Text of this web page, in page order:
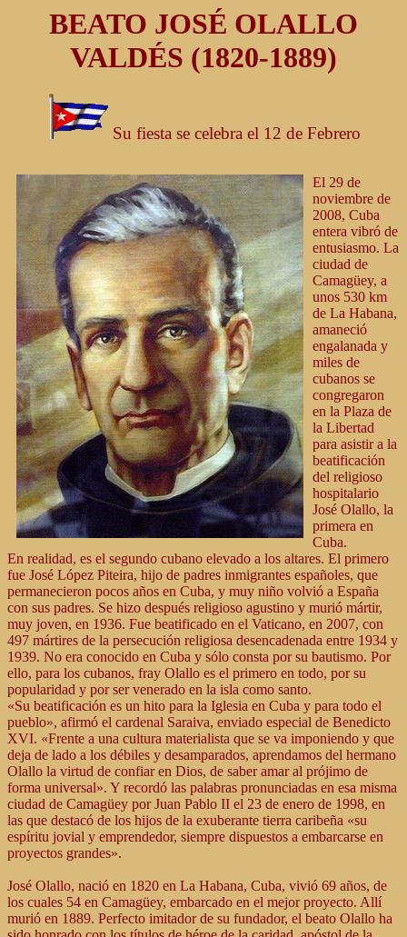
BEATO JOSÉ OLALLO
VALDÉS (1820-1889)
Su fiesta se celebra el 12 de Febrero
El 29 de
noviembre de
2008, Cuba
entera vibró de
entusiasmo. La
ciudad de
Camagüey, a
unos 530 km
de La Habana,
amaneció
engalanada y
miles de
cubanos se
congregaron
en la Plaza de
la Libertad
para asistir a la
beatificación
del religioso
hospitalario
José Olallo, la
primera en
Cuba.
En realidad, es el segundo cubano elevado a los altares. El primero
fue José López Piteira, hijo de padres inmigrantes españoles, que
permanecieron pocos años en Cuba, y muy niño volvió a España
con sus padres. Se hizo después religioso agustino y murió mártir,
muy joven, en 1936. Fue beatificado en el Vaticano, en 2007, con
497 mártires de la persecución religiosa desencadenada entre 1934 y
1939. No era conocido en Cuba y sólo consta por su bautismo. Por
ello, para los cubanos, fray Olallo es el primero en todo, por su
popularidad y por ser venerado en la isla como santo.
«Su beatificación es un hito para la Iglesia en Cuba y para todo el
pueblo», afirmó el cardenal Saraiva, enviado especial de Benedicto
XVI. «Frente a una cultura materialista que se va imponiendo y que
deja de lado a los débiles y desamparados, aprendamos del hermano
Olallo la virtud de confiar en Dios, de saber amar al prójimo de
forma universal». Y recordó las palabras pronunciadas en esa misma
ciudad de Camagüey por Juan Pablo II el 23 de enero de 1998, en
las que destacó de los hijos de la exuberante tierra caribeña «su
espíritu jovial y emprendedor, siempre dispuestos a embarcarse en
proyectos grandes».
José Olallo, nació en 1820 en La Habana, Cuba, vivió 69 años, de
los cuales 54 en Camagüey, embarcado en el mejor proyecto. Allí
murió en 1889. Perfecto imitador de su fundador, el beato Olallo ha